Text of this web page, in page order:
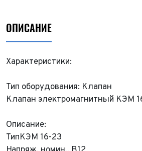
ОПИСАНИЕ
Характеристики:
Тип оборудования: Клапан
Клапан электромагнитный КЭМ
Описание:
ТипКЭМ 16-23